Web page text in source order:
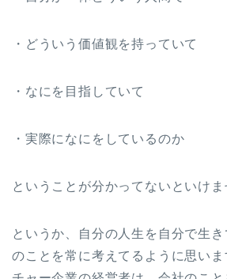
・どういう価値観を持っていて
・なにを目指していて
・実際になにをしているのか
ということが分かってないといけま
というか、自分の人生を自分で生
のことを常に考えてるように思い